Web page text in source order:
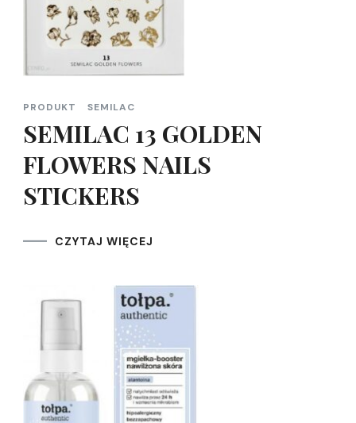
PRODUKT SEMILAC
SEMILAC 13 GOLDEN
FLOWERS NAILS
STICKERS
CZYTAJ WIĘCEJ